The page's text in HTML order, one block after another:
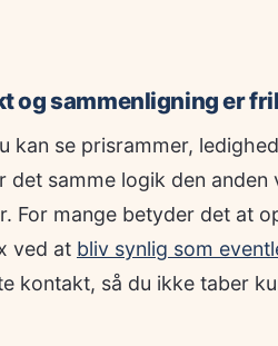
og sammenligning er
kan se prisrammer,
det samme logik den
For mange betyder det at
ved at bliv synlig som
kontakt, så du ikke taber